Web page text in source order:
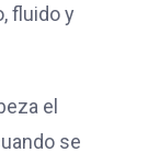
fluido y
el
se